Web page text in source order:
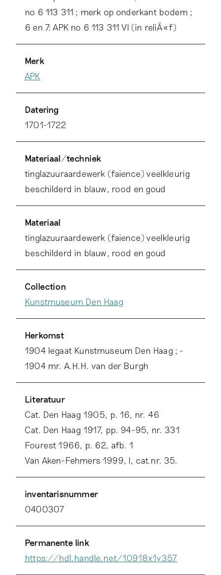
uitgevoerd. Doorgaans bestond het kaststel
uit vijf of zeven onderdelen. Vanaf circa 1725
werd het in die samenstelling en naar
Europees model door de VOC in China besteld
no 6 113 311 ; merk op onderkant bodem ;
6 en 7: APK no 6 113 311 VI (in reliÃ«f)
Merk
APK
Datering
1701-1722
Materiaal/techniek
tinglazuuraardewerk (faience) veelkleurig
beschilderd in blauw, rood en goud
Materiaal
tinglazuuraardewerk (faience) veelkleurig
beschilderd in blauw, rood en goud
Collection
Kunstmuseum Den Haag
Herkomst
1904 legaat Kunstmuseum Den Haag ; -
1904 mr. A.H.H. van der Burgh
Literatuur
Cat. Den Haag 1905, p. 16, nr. 46
Cat. Den Haag 1917, pp. 94-95, nr. 331
Fourest 1966, p. 62, afb. 1
Van Aken-Fehmers 1999, I, cat.nr. 35.
inventarisnummer
0400307
Permanente link
https://hdl.handle.net/10918x1y357